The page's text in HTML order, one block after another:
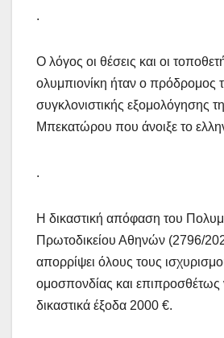
.
Ο λόγος οι θέσεις και οι
ολυμπιονίκη ήταν ο πρόδρομος
συγκλονιστικής εξομολόγησης
Μπεκατώρου που άνοιξε το
.
Η δικαστική απόφαση του
Πρωτοδικείου Αθηνών (2796/
απορρίψει όλους τους
ομοσπονδίας και
δικαστικά έξοδα 2000 €.